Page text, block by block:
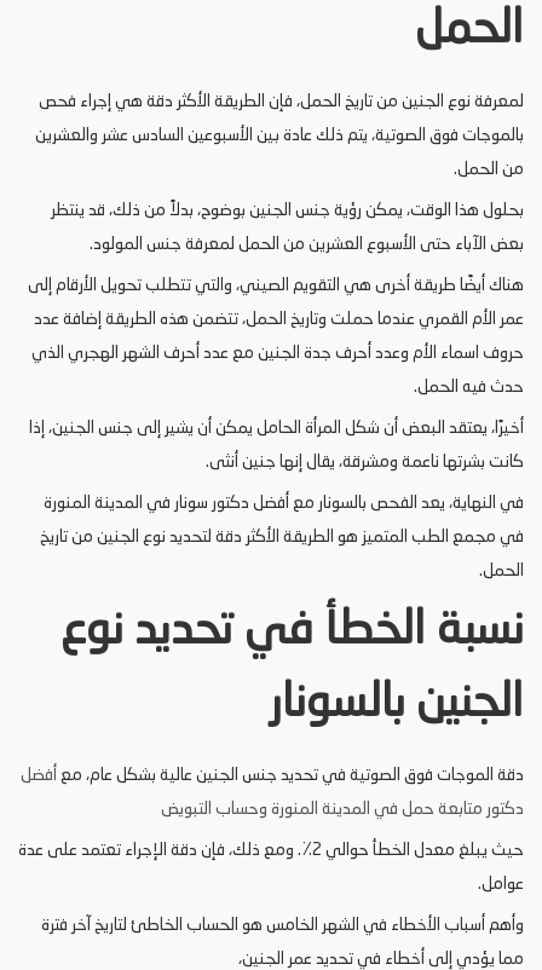
الحمل
لمعرفة نوع الجنين من تاريخ الحمل، فإن الطريقة الأكثر دقة هي إجراء فحص
بالموجات فوق الصوتية، يتم ذلك عادة بين الأسبوعين السادس عشر والعشرين
من الحمل.
بحلول هذا الوقت، يمكن رؤية جنس الجنين بوضوح، بدلاً من ذلك، قد ينتظر
بعض الآباء حتى الأسبوع العشرين من الحمل لمعرفة جنس المولود.
هناك أيضًا طريقة أخرى هي التقويم الصيني، والتي تتطلب تحويل الأرقام إلى
عمر الأم القمري عندما حملت وتاريخ الحمل، تتضمن هذه الطريقة إضافة عدد
حروف اسماء الأم وعدد أحرف جدة الجنين مع عدد أحرف الشهر الهجري الذي
حدث فيه الحمل.
أخيرًا، يعتقد البعض أن شكل المرأة الحامل يمكن أن يشير إلى جنس الجنين، إذا
كانت بشرتها ناعمة ومشرقة، يقال إنها جنين أنثى.
في النهاية، يعد الفحص بالسونار مع أفضل دكتور سونار في المدينة المنورة
في مجمع الطب المتميز هو الطريقة الأكثر دقة لتحديد نوع الجنين من تاريخ
الحمل.
نسبة الخطأ في تحديد نوع
الجنين بالسونار
دقة الموجات فوق الصوتية في تحديد جنس الجنين عالية بشكل عام، مع أفضل
دكتور متابعة حمل في المدينة المنورة وحساب التبويض
حيث يبلغ معدل الخطأ حوالي 2٪. ومع ذلك، فإن دقة الإجراء تعتمد على عدة
عوامل.
وأهم أسباب الأخطاء في الشهر الخامس هو الحساب الخاطئ لتاريخ آخر فترة
مما يؤدي إلى أخطاء في تحديد عمر الجنين،